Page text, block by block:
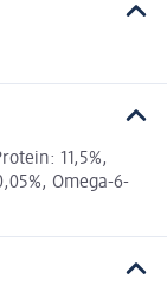
11,5%,
Omega-6-